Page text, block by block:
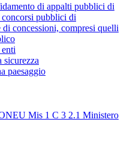
di appalti pubblici di
pubblici di
concessioni, compresi quelli
sicurezza
paesaggio
Mis 1 C 3 2.1 Ministero